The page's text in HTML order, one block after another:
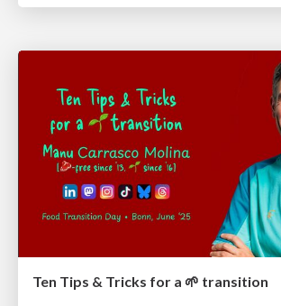
Ten Tips & Tricks for a 🌱 transition